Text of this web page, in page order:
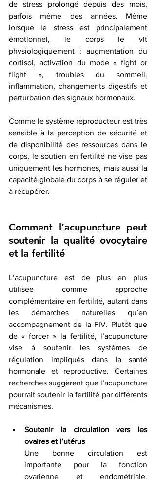
de stress prolongé depuis des mois,
parfois même des années. Même
lorsque le stress est principalement
émotionnel, le corps le vit
physiologiquement : augmentation du
cortisol, activation du mode « fight or
flight », troubles du sommeil,
inflammation, changements digestifs et
perturbation des signaux hormonaux.
Comme le système reproducteur est très
sensible à la perception de sécurité et
de disponibilité des ressources dans le
corps, le soutien en fertilité ne vise pas
uniquement les hormones, mais aussi la
capacité globale du corps à se réguler et
à récupérer.
Comment l’acupuncture peut
soutenir la qualité ovocytaire
et la fertilité
L’acupuncture est de plus en plus
utilisée comme approche
complémentaire en fertilité, autant dans
les démarches naturelles qu’en
accompagnement de la FIV. Plutôt que
de « forcer » la fertilité, l’acupuncture
vise à soutenir les systèmes de
régulation impliqués dans la santé
hormonale et reproductive. Certaines
recherches suggèrent que l’acupuncture
pourrait soutenir la fertilité par différents
mécanismes.
Soutenir la circulation vers les
ovaires et l’utérus
Une bonne circulation est
importante pour la fonction
ovarienne et endométriale.